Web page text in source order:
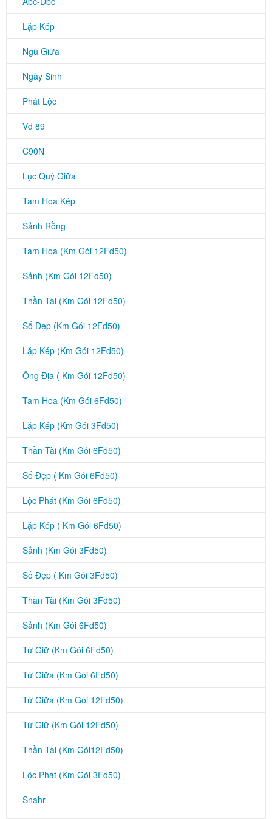
Lặp Kép
Ngũ Giữa
Ngày Sinh
Phát Lộc
Vd 89
C90N
Lục Quý Giữa
Tam Hoa Kép
Sảnh Rồng
Tam Hoa (Km Gói 12Fd50)
Sảnh (Km Gói 12Fd50)
Thần Tài (Km Gói 12Fd50)
Số Đẹp (Km Gói 12Fd50)
Lặp Kép (Km Gói 12Fd50)
Ông Địa ( Km Gói 12Fd50)
Tam Hoa (Km Gói 6Fd50)
Lặp Kép (Km Gói 3Fd50)
Thần Tài (Km Gói 6Fd50)
Số Đẹp ( Km Gói 6Fd50)
Lộc Phát (Km Gói 6Fd50)
Lặp Kép ( Km Gói 6Fd50)
Sảnh (Km Gói 3Fd50)
Số Đẹp ( Km Gói 3Fd50)
Thần Tài (Km Gói 3Fd50)
Sảnh (Km Gói 6Fd50)
Tứ Giữ (Km Gói 6Fd50)
Tứ Giữa (Km Gói 6Fd50)
Tứ Giữa (Km Gói 12Fd50)
Tứ Giữ (Km Gói 12Fd50)
Thần Tài (Km Gói12Fd50)
Lộc Phát (Km Gói 3Fd50)
Snahr